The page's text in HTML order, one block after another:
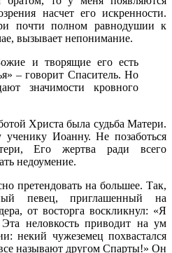
насчет его искренности.
почти полном равнодушии к
вызывает непонимание.
и творящие его есть
– говорит Спаситель. Но
значимости кровного
Христа была судьба Матери.
Иоанну. Не позаботься
Его жертва ради всего
недоумение.
претендовать на большее. Так,
певец, приглашенный на
от восторга воскликнул: «Я
неловкость приводит на ум
некий чужеземец похвастался
называют другом Спарты!» Он